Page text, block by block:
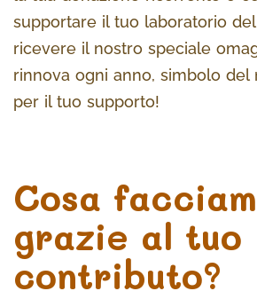
supportare il tuo laboratorio
ricevere il nostro speciale
rinnova ogni anno, simbolo del
per il tuo supporto!
Cosa
grazie al tuo
contributo?